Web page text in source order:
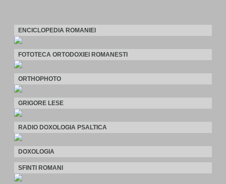
ENCICLOPEDIA ROMANIEI
FOTOTECA ORTODOXIEI ROMANESTI
ORTHOPHOTO
GRIGORE LESE
RADIO DOXOLOGIA PSALTICA
DOXOLOGIA
SFINTI ROMANI